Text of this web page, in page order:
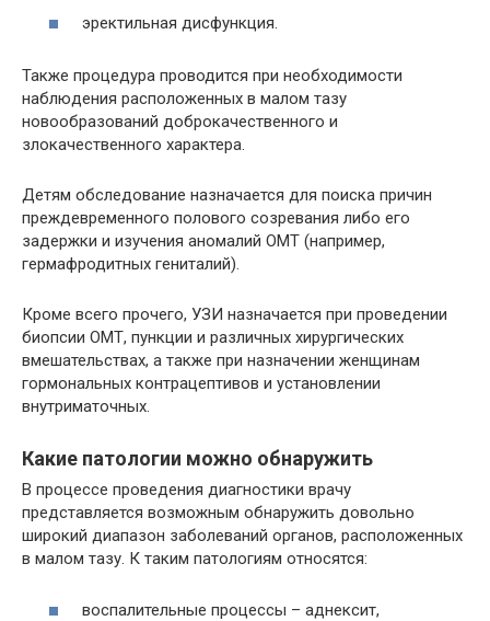
эректильная дисфункция.
Также процедура проводится при необходимости
наблюдения расположенных в малом тазу
новообразований доброкачественного и
злокачественного характера.
Детям обследование назначается для поиска причин
преждевременного полового созревания либо его
задержки и изучения аномалий ОМТ (например,
гермафродитных гениталий).
Кроме всего прочего, УЗИ назначается при проведении
биопсии ОМТ, пункции и различных хирургических
вмешательствах, а также при назначении женщинам
гормональных контрацептивов и установлении
внутриматочных.
Какие патологии можно обнаружить
В процессе проведения диагностики врачу
представляется возможным обнаружить довольно
широкий диапазон заболеваний органов, расположенных
в малом тазу. К таким патологиям относятся:
воспалительные процессы – аднексит,